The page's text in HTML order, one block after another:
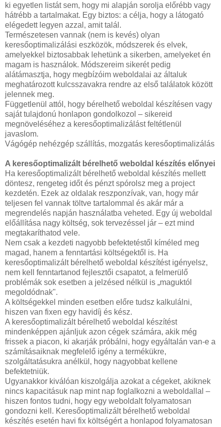
ki egyetlen listát sem, hogy mi alapján sorolja előrébb vagy
hátrébb a tartalmakat. Egy biztos: a célja, hogy a látogató
elégedett legyen azzal, amit talál.
Természetesen vannak (nem is kevés) olyan
keresőoptimalizálási eszközök, módszerek és elvek,
amelyekkel biztosabbak lehetünk a sikerben, amelyeket én
magam is használok. Módszereim sikerét pedig
alátámasztja, hogy megbízóim weboldalai az általuk
meghatározott kulcsszavakra rendre az első találatok között
jelennek meg.
Függetlenül attól, hogy bérelhető weboldal készítésen vagy
saját tulajdonú honlapon gondolkozol – sikereid
megnöveléséhez a keresőoptimalizálást feltétlenül
javaslom.
Vágógép nehézgép szállítás, mozgatás keresőoptimalizálás
A keresőoptimalizált bérelhető weboldal készítés előnyei
Ha keresőoptimalizált bérelhető weboldal készítés mellett
döntesz, rengeteg időt és pénzt spórolsz meg a project
kezdetén. Ezek az oldalak reszponzívak, van, hogy már
teljesen fel vannak töltve tartalommal és akár már a
megrendelés napján használatba veheted. Egy új weboldal
előállítása nagy költség, sok tervezéssel jár – ezt mind
megtakaríthatod vele.
Nem csak a kezdeti nagyobb befektetéstől kíméled meg
magad, hanem a fenntartási költségektől is. Ha
keresőoptimalizált bérelhető weboldal készítést igényelsz,
nem kell fenntartanod fejlesztői csapatot, a felmerülő
problémák sok esetben a jelzésed nélkül is „maguktól
megoldódnak".
A költségekkel minden esetben előre tudsz kalkulálni,
hiszen van fixen egy havidíj és kész.
A keresőoptimalizált bérelhető weboldal készítést
mindenképpen ajánljuk azon cégek számára, akik még
frissek a piacon, ki akarják próbálni, hogy egyáltalán van-e a
számításaiknak megfelelő igény a termékükre,
szolgáltatásukra anélkül, hogy nagyobbat kellene
befektetniük.
Ugyanakkor kiválóan kiszolgálja azokat a cégeket, akiknek
nincs kapacitásuk nap mint nap foglalkozni a weboldallal –
hiszen fontos tudni, hogy egy weboldalt folyamatosan
gondozni kell. Keresőoptimalizált bérelhető weboldal
készítés esetén havi fix költségért a honlapod folyamatosan